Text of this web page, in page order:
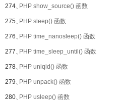
274、PHP show_source() 函数
275、PHP sleep() 函数
276、PHP time_nanosleep() 函数
277、PHP time_sleep_until() 函数
278、PHP uniqid() 函数
279、PHP unpack() 函数
280、PHP usleep() 函数